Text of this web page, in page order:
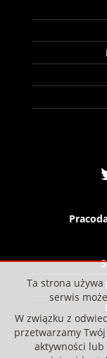
Ta strona używa
serwis
W związku z
przetwarzamy
aktywności lub